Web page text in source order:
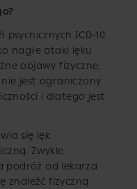
ICD-10
nagłe ataki lęku
objawy fizyczne.
jest ograniczony
i dlatego jest
się lęk
Zwykle
podróż od lekarza
znaleźć fizyczną